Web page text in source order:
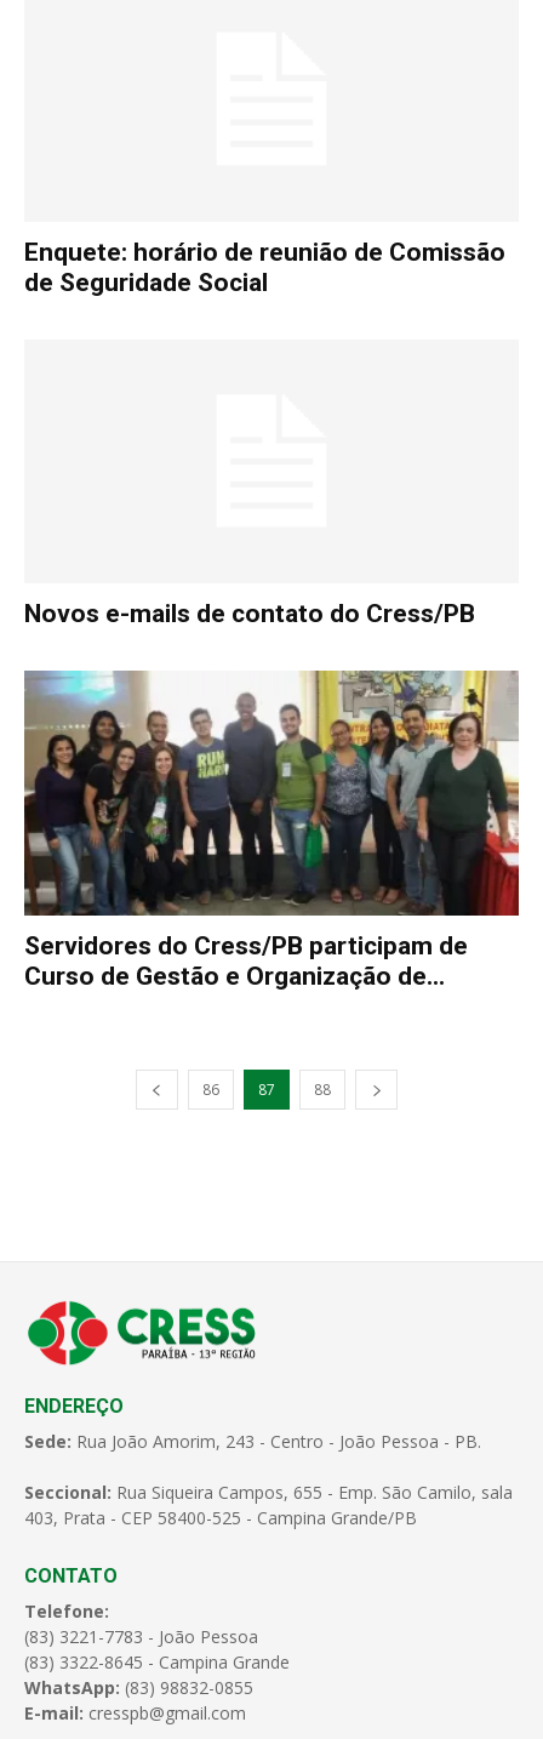
Enquete: horário de reunião de Comissão
de Seguridade Social
Novos e-mails de contato do Cress/PB
Servidores do Cress/PB participam de
Curso de Gestão e Organização de...
86 87 88
ENDEREÇO
Sede: Rua João Amorim, 243 - Centro - João Pessoa - PB.
Seccional: Rua Siqueira Campos, 655 - Emp. São Camilo, sala
403, Prata - CEP 58400-525 - Campina Grande/PB
CONTATO
Telefone:
(83) 3221-7783 - João Pessoa
(83) 3322-8645 - Campina Grande
WhatsApp: (83) 98832-0855
E-mail: cresspb@gmail.com